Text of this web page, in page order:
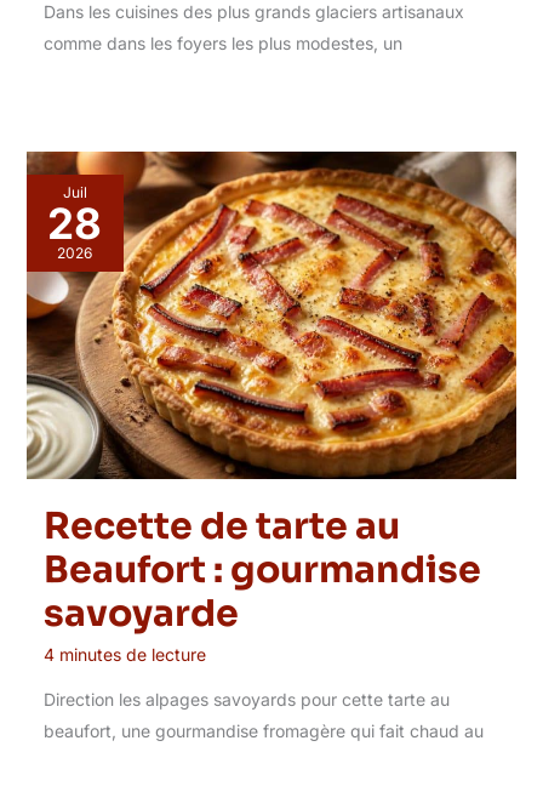
Dans les cuisines des plus grands glaciers artisanaux
comme dans les foyers les plus modestes, un
Juil
28
2026
Recette de tarte au
Beaufort : gourmandise
savoyarde
4 minutes de lecture
Direction les alpages savoyards pour cette tarte au
beaufort, une gourmandise fromagère qui fait chaud au